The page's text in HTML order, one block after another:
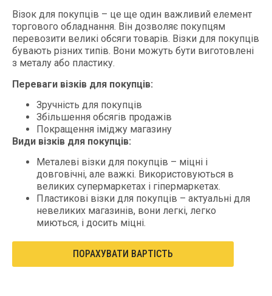
Візок для покупців – це ще один важливий елемент
торгового обладнання. Він дозволяє покупцям
перевозити великі обсяги товарів. Візки для покупців
бувають різних типів. Вони можуть бути виготовлені
з металу або пластику.
Переваги візків для покупців:
Зручність для покупців
Збільшення обсягів продажів
Покращення іміджу магазину
Види візків для покупців:
Металеві візки для покупців – міцні і
довговічні, але важкі. Використовуються в
великих супермаркетах і гіпермаркетах.
Пластикові візки для покупців – актуальні для
невеликих магазинів, вони легкі, легко
миються, і досить міцні.
ПОРАХУВАТИ ВАРТІСТЬ